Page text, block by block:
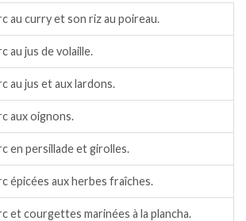
au curry et son riz au poireau.
au jus de volaille.
au jus et aux lardons.
aux oignons.
en persillade et girolles.
épicées aux herbes fraîches.
et courgettes marinées à la plancha.